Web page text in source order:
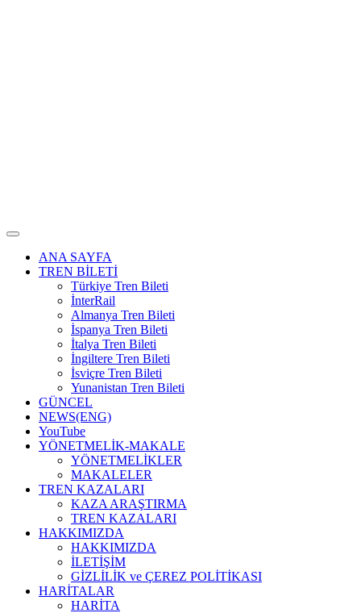
ANA SAYFA
TREN BİLETİ
Türkiye Tren Bileti
İnterRail
Almanya Tren Bileti
İspanya Tren Bileti
İtalya Tren Bileti
İngiltere Tren Bileti
İsviçre Tren Bileti
Yunanistan Tren Bileti
GÜNCEL
NEWS(ENG)
YouTube
YÖNETMELİK-MAKALE
YÖNETMELİKLER
MAKALELER
TREN KAZALARI
KAZA ARAŞTIRMA
TREN KAZALARI
HAKKIMIZDA
HAKKIMIZDA
İLETİŞİM
GİZLİLİK ve ÇEREZ POLİTİKASI
HARİTALAR
HARİTA